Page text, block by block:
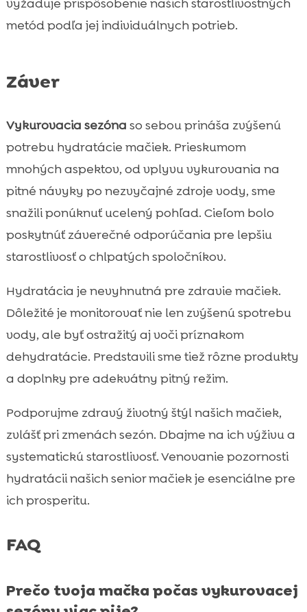
metód podľa jej individuálnych potrieb.
Záver
Vykurovacia sezóna so sebou prináša zvýšenú
potrebu hydratácie mačiek. Prieskumom
mnohých aspektov, od vplyvu vykurovania na
pitné návyky po nezvyčajné zdroje vody, sme
snažili ponúknuť ucelený pohľad. Cieľom bolo
poskytnúť záverečné odporúčania pre lepšiu
starostlivosť o chlpatých spoločníkov.
Hydratácia je nevyhnutná pre zdravie mačiek.
Dôležité je monitorovať nie len zvýšenú spotrebu
vody, ale byť ostražitý aj voči príznakom
dehydratácie. Predstavili sme tiež rôzne produkty
a doplnky pre adekvátny pitný režim.
Podporujme zdravý životný štýl našich mačiek,
zvlášť pri zmenách sezón. Dbajme na ich výživu a
systematickú starostlivosť. Venovanie pozornosti
hydratácii našich senior mačiek je esenciálne pre
ich prosperitu.
FAQ
Prečo tvoja mačka počas vykurovacej